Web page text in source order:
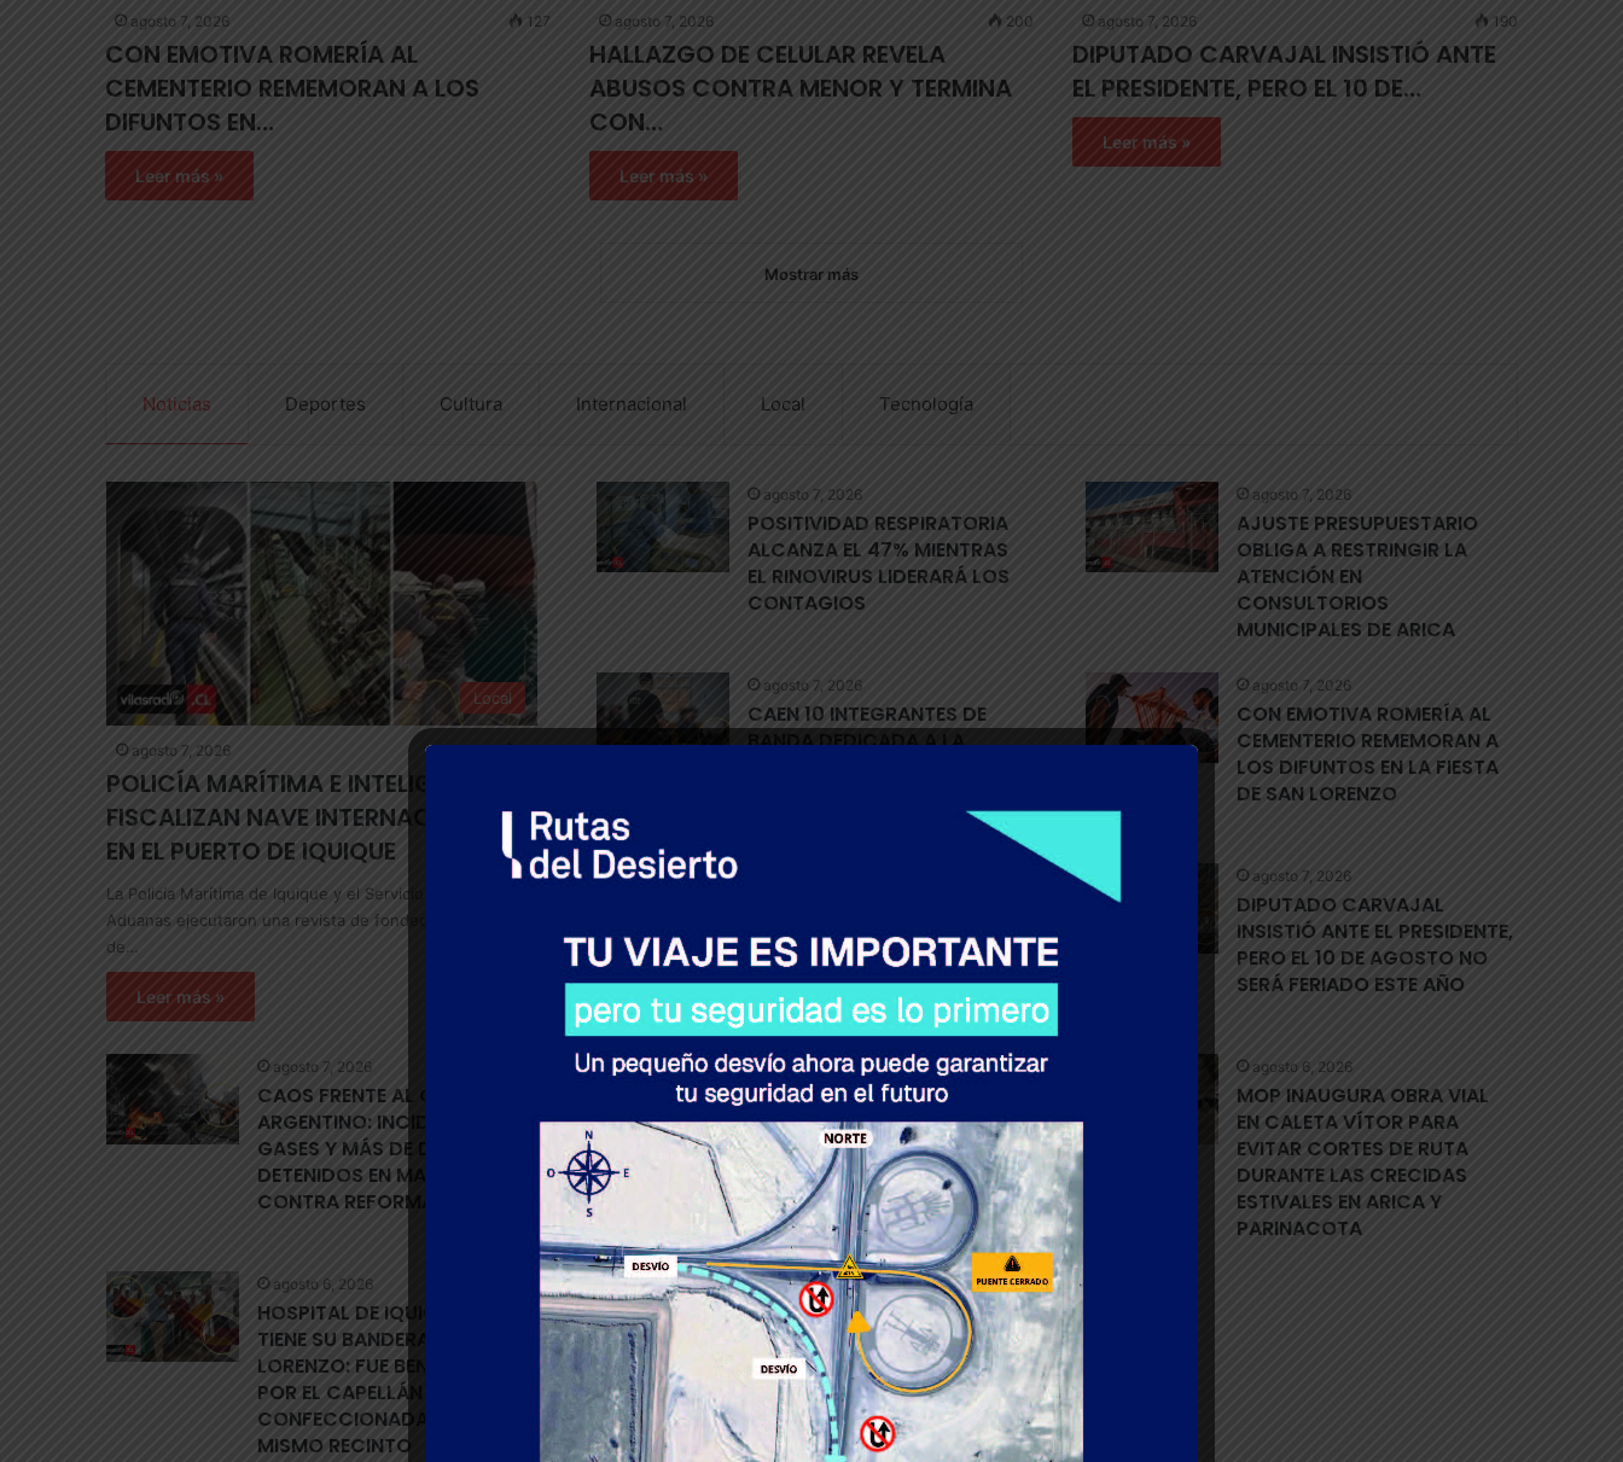
agosto 7, 2026 127
CON EMOTIVA ROMERÍA AL
CEMENTERIO REMEMORAN A LOS
DIFUNTOS EN…
Leer más »
agosto 7, 2026 200
HALLAZGO DE CELULAR REVELA
ABUSOS CONTRA MENOR Y TERMINA
CON…
Leer más »
agosto 7, 2026 190
DIPUTADO CARVAJAL INSISTIÓ ANTE
EL PRESIDENTE, PERO EL 10 DE…
Leer más »
Mostrar más
Noticias Deportes Cultura Internacional Local Tecnología
Local
agosto 7, 2026 59
POLICÍA MARÍTIMA E INTELIGENCIA
FISCALIZAN NAVE INTERNACIONAL
EN EL PUERTO DE IQUIQUE
La Policía Marítima de Iquique y el Servicio Nacional de
Aduanas ejecutaron una revista de fondeo a un buque
de…
Leer más »
agosto 7, 2026
POSITIVIDAD RESPIRATORIA
ALCANZA EL 47% MIENTRAS
EL RINOVIRUS LIDERARÁ LOS
CONTAGIOS
agosto 7, 2026
AJUSTE PRESUPUESTARIO
OBLIGA A RESTRINGIR LA
ATENCIÓN EN
CONSULTORIOS
MUNICIPALES DE ARICA
agosto 7, 2026
CAEN 10 INTEGRANTES DE
BANDA DEDICADA A LA
agosto 7, 2026
CON EMOTIVA ROMERÍA AL
CEMENTERIO REMEMORAN A
LOS DIFUNTOS EN LA FIESTA
DE SAN LORENZO
REVELA ABUSOS CONTRA
MENOR Y TERMINA CON
PROFESOR EN PRISIÓN
PREVENTIVA
agosto 7, 2026
DIPUTADO CARVAJAL
INSISTIÓ ANTE EL PRESIDENTE,
PERO EL 10 DE AGOSTO NO
SERÁ FERIADO ESTE AÑO
agosto 7, 2026
CAOS FRENTE AL CONGRESO
ARGENTINO: INCIDENTES,
GASES Y MÁS DE DIEZ
DETENIDOS EN MARCHA
CONTRA REFORMAS DE MILEI
agosto 6, 2026
CHILE Y VENEZUELA
OFICIALIZAN EL REINICIO DE
RELACIONES CONSULARES Y
AVANZAN HACIA LA
NORMALIZACIÓN DE
VÍNCULOS BILATERALES
agosto 6, 2026
MOP INAUGURA OBRA VIAL
EN CALETA VÍTOR PARA
EVITAR CORTES DE RUTA
DURANTE LAS CRECIDAS
ESTIVALES EN ARICA Y
PARINACOTA
agosto 6, 2026
HOSPITAL DE IQUIQUE YA
TIENE SU BANDERA DE SAN
LORENZO: FUE BENDECIDA
POR EL CAPELLÁN Y
CONFECCIONADA EN EL
MISMO RECINTO
agosto 6, 2026
INFORME MIGRATORIO DE LA
PDI: TARAPACÁ ENCABEZA LA
MAYOR REDUCCIÓN DE
INGRESOS IRREGULARES EN
CHILE CON UNA BAJA DEL
89% EN 2026